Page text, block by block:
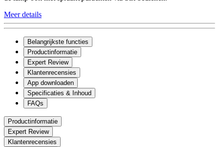
Meer details
Belangrijkste functies
Productinformatie
Expert Review
Klantenrecensies
App downloaden
Specificaties & Inhoud
FAQs
Productinformatie
Expert Review
Klantenrecensies